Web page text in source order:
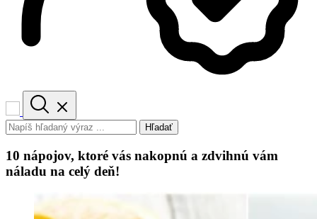
Hľadať
10 nápojov, ktoré vás nakopnú a zdvihnú vám
náladu na celý deň!